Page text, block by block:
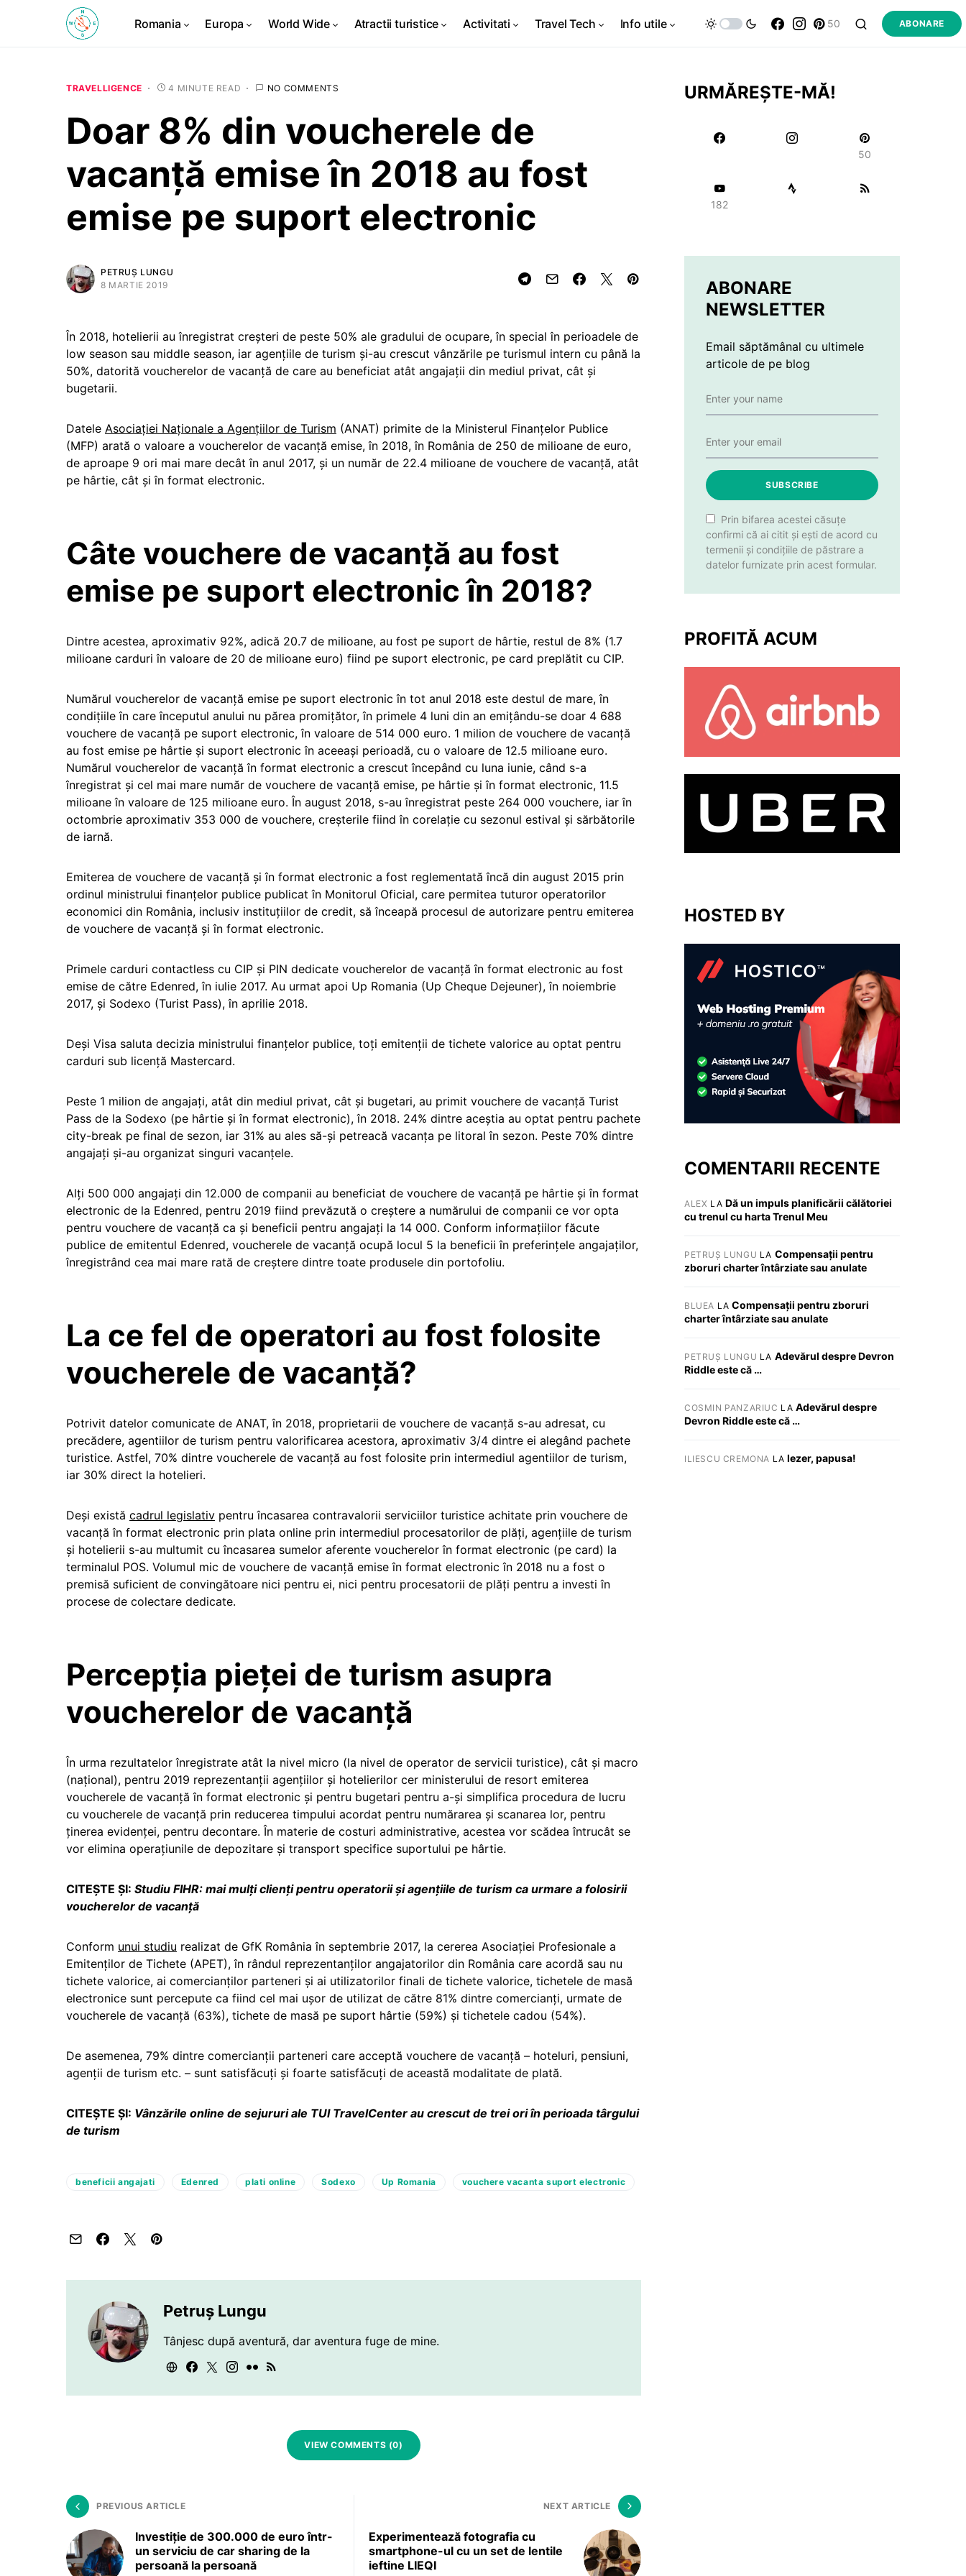
Romania Europa World Wide Atractii turistice Activitati Travel Tech Info utile 50 ABONARE
TRAVELLIGENCE 4 MINUTE READ NO COMMENTS
Doar 8% din voucherele de
vacanță emise în 2018 au fost
emise pe suport electronic
PETRUȘ LUNGU
8 MARTIE 2019
În 2018, hotelierii au înregistrat creşteri de peste 50% ale gradului de ocupare, în special în perioadele de
low season sau middle season, iar agenţiile de turism şi-au crescut vânzările pe turismul intern cu până la
50%, datorită voucherelor de vacanță de care au beneficiat atât angajații din mediul privat, cât și
bugetarii.
Datele Asociaţiei Naţionale a Agenţiilor de Turism (ANAT) primite de la Ministerul Finanţelor Publice
(MFP) arată o valoare a voucherelor de vacanţă emise, în 2018, în România de 250 de milioane de euro,
de aproape 9 ori mai mare decât în anul 2017, și un număr de 22.4 milioane de vouchere de vacanță, atât
pe hârtie, cât și în format electronic.
Câte vouchere de vacanță au fost
emise pe suport electronic în 2018?
Dintre acestea, aproximativ 92%, adică 20.7 de milioane, au fost pe suport de hârtie, restul de 8% (1.7
milioane carduri în valoare de 20 de milioane euro) fiind pe suport electronic, pe card preplătit cu CIP.
Numărul voucherelor de vacanță emise pe suport electronic în tot anul 2018 este destul de mare, în
condițiile în care începutul anului nu părea promițător, în primele 4 luni din an emițându-se doar 4 688
vouchere de vacanță pe suport electronic, în valoare de 514 000 euro. 1 milion de vouchere de vacanță
au fost emise pe hârtie și suport electronic în aceeași perioadă, cu o valoare de 12.5 milioane euro.
Numărul voucherelor de vacanță în format electronic a crescut începând cu luna iunie, când s-a
înregistrat și cel mai mare număr de vouchere de vacanță emise, pe hârtie și în format electronic, 11.5
milioane în valoare de 125 milioane euro. În august 2018, s-au înregistrat peste 264 000 vouchere, iar în
octombrie aproximativ 353 000 de vouchere, creșterile fiind în corelație cu sezonul estival și sărbătorile
de iarnă.
Emiterea de vouchere de vacanță și în format electronic a fost reglementată încă din august 2015 prin
ordinul ministrului finanțelor publice publicat în Monitorul Oficial, care permitea tuturor operatorilor
economici din România, inclusiv instituțiilor de credit, să înceapă procesul de autorizare pentru emiterea
de vouchere de vacanță și în format electronic.
Primele carduri contactless cu CIP și PIN dedicate voucherelor de vacanță în format electronic au fost
emise de către Edenred, în iulie 2017. Au urmat apoi Up Romania (Up Cheque Dejeuner), în noiembrie
2017, și Sodexo (Turist Pass), în aprilie 2018.
Deși Visa saluta decizia ministrului finanțelor publice, toți emitenții de tichete valorice au optat pentru
carduri sub licență Mastercard.
Peste 1 milion de angajați, atât din mediul privat, cât și bugetari, au primit vouchere de vacanță Turist
Pass de la Sodexo (pe hârtie și în format electronic), în 2018. 24% dintre aceștia au optat pentru pachete
city-break pe final de sezon, iar 31% au ales să-și petreacă vacanța pe litoral în sezon. Peste 70% dintre
angajați și-au organizat singuri vacanțele.
Alți 500 000 angajați din 12.000 de companii au beneficiat de vouchere de vacanță pe hârtie și în format
electronic de la Edenred, pentru 2019 fiind prevăzută o creștere a numărului de companii ce vor opta
pentru vouchere de vacanță ca și beneficii pentru angajați la 14 000. Conform informațiilor făcute
publice de emitentul Edenred, voucherele de vacanță ocupă locul 5 la beneficii în preferințele angajaților,
înregistrând cea mai mare rată de creștere dintre toate produsele din portofoliu.
La ce fel de operatori au fost folosite
voucherele de vacanță?
Potrivit datelor comunicate de ANAT, în 2018, proprietarii de vouchere de vacanță s-au adresat, cu
precădere, agentiilor de turism pentru valorificarea acestora, aproximativ 3/4 dintre ei alegând pachete
turistice. Astfel, 70% dintre voucherele de vacanță au fost folosite prin intermediul agentiilor de turism,
iar 30% direct la hotelieri.
Deși există cadrul legislativ pentru încasarea contravalorii serviciilor turistice achitate prin vouchere de
vacanță în format electronic prin plata online prin intermediul procesatorilor de plăți, agențiile de turism
și hotelierii s-au multumit cu încasarea sumelor aferente voucherelor în format electronic (pe card) la
terminalul POS. Volumul mic de vouchere de vacanță emise în format electronic în 2018 nu a fost o
premisă suficient de convingătoare nici pentru ei, nici pentru procesatorii de plăți pentru a investi în
procese de colectare dedicate.
Percepția pieței de turism asupra
voucherelor de vacanță
În urma rezultatelor înregistrate atât la nivel micro (la nivel de operator de servicii turistice), cât și macro
(național), pentru 2019 reprezentanții agențiilor și hotelierilor cer ministerului de resort emiterea
voucherele de vacanță în format electronic și pentru bugetari pentru a-și simplifica procedura de lucru
cu voucherele de vacanță prin reducerea timpului acordat pentru numărarea și scanarea lor, pentru
ținerea evidenței, pentru decontare. În materie de costuri administrative, acestea vor scădea întrucât se
vor elimina operațiunile de depozitare și transport specifice suportului pe hârtie.
CITEȘTE ȘI: Studiu FIHR: mai mulți clienți pentru operatorii și agențiile de turism ca urmare a folosirii
voucherelor de vacanță
Conform unui studiu realizat de GfK România în septembrie 2017, la cererea Asociației Profesionale a
Emitenților de Tichete (APET), în rândul reprezentanților angajatorilor din România care acordă sau nu
tichete valorice, ai comercianților parteneri și ai utilizatorilor finali de tichete valorice, tichetele de masă
electronice sunt percepute ca fiind cel mai ușor de utilizat de către 81% dintre comercianți, urmate de
voucherele de vacanță (63%), tichete de masă pe suport hârtie (59%) și tichetele cadou (54%).
De asemenea, 79% dintre comercianții parteneri care acceptă vouchere de vacanță – hoteluri, pensiuni,
agenții de turism etc. – sunt satisfăcuți și foarte satisfăcuți de această modalitate de plată.
CITEȘTE ȘI: Vânzările online de sejururi ale TUI TravelCenter au crescut de trei ori în perioada târgului
de turism
beneficii angajati Edenred plati online Sodexo Up Romania vouchere vacanta suport electronic
Petruș Lungu
Tânjesc după aventură, dar aventura fuge de mine.
VIEW COMMENTS (0)
PREVIOUS ARTICLE
Investiție de 300.000 de euro într-
un serviciu de car sharing de la
persoană la persoană
NEXT ARTICLE
Experimentează fotografia cu
smartphone-ul cu un set de lentile
ieftine LIEQI
URMĂREȘTE-MĂ!
50
182
ABONARE
NEWSLETTER
Email săptămânal cu ultimele
articole de pe blog
SUBSCRIBE
Prin bifarea acestei căsuțe
confirmi că ai citit și ești de acord cu
termenii și condițiile de păstrare a
datelor furnizate prin acest formular.
PROFITĂ ACUM
HOSTED BY
COMENTARII RECENTE
ALEX LA Dă un impuls planificării călătoriei
cu trenul cu harta Trenul Meu
PETRUȘ LUNGU LA Compensații pentru
zboruri charter întârziate sau anulate
BLUEA LACompensații pentru zboruri
charter întârziate sau anulate
PETRUȘ LUNGU LA Adevărul despre Devron
Riddle este că …
COSMIN PANZARIUC LA Adevărul despre
Devron Riddle este că …
ILIESCU CREMONA LA Iezer, papusa!